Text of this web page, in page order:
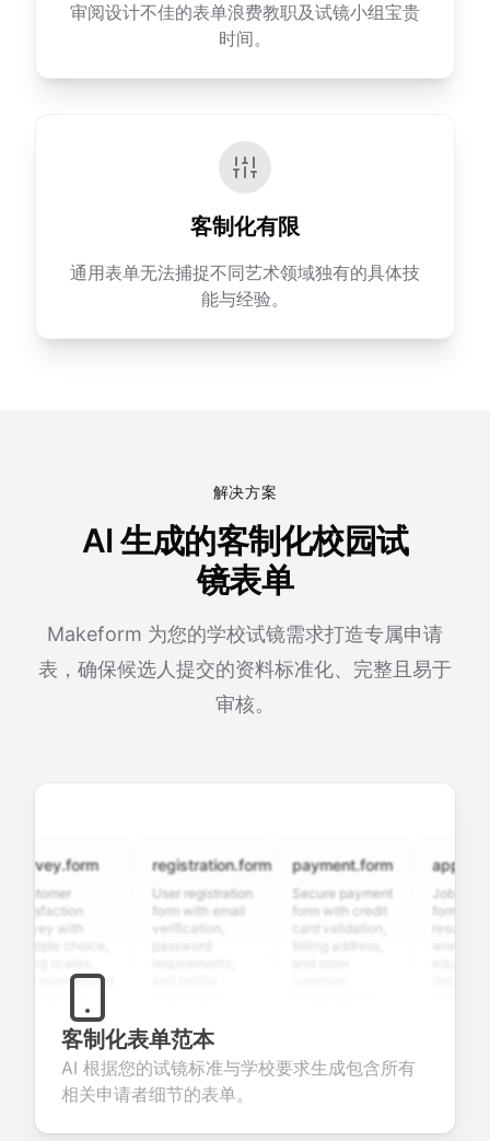
审阅设计不佳的表单浪费教职及试镜小组宝贵
时间。
客制化有限
通用表单无法捕捉不同艺术领域独有的具体技
能与经验。
解决方案
AI 生成的客制化校园试
镜表单
Makeform 为您的学校试镜需求打造专属申请
表，确保候选人提交的资料标准化、完整且易于
审核。
with
open-ended
valuable
about
products or
registration.form
User registration
form with email
verification,
seamless
account
creation.
payment.form
Secure payment
form with credit
card validation,
Job
form with
resume
candidate
客制化表单范本
AI 根据您的试镜标准与学校要求生成包含所有
相关申请者细节的表单。